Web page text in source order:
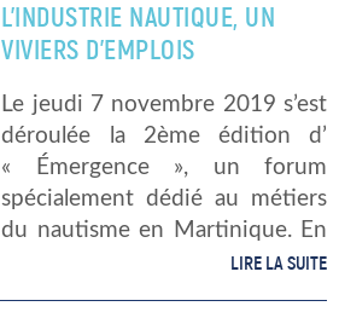
carbonique, […]
L’INDUSTRIE NAUTIQUE, UN
VIVIERS D’EMPLOIS
Le jeudi 7 novembre 2019 s’est
déroulée la 2ème édition d’
« Émergence », un forum
spécialement dédié au métiers
du nautisme en Martinique. En
effet, l’industrie nautique
LIRE LA SUITE